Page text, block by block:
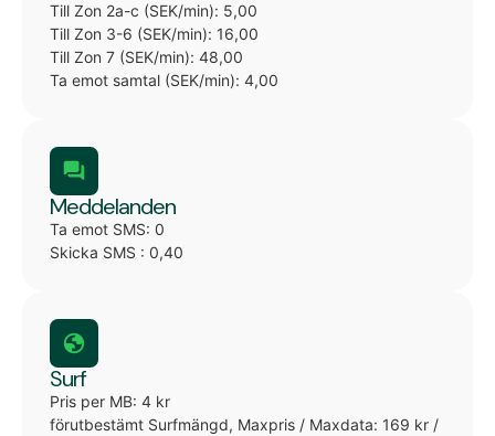
Till Zon 2a-c (SEK/min): 5,00
Till Zon 3-6 (SEK/min): 16,00
Till Zon 7 (SEK/min): 48,00
Ta emot samtal (SEK/min): 4,00
Meddelanden
Ta emot SMS: 0
Skicka SMS : 0,40
Surf
Pris per MB: 4 kr
förutbestämt Surfmängd, Maxpris / Maxdata: 169 kr /